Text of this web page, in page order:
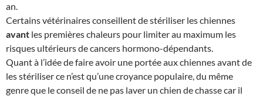
an.
Certains vétérinaires conseillent de stériliser les chiennes
avant les premières chaleurs pour limiter au maximum les
risques ultérieurs de cancers hormono-dépendants.
Quant à l’idée de faire avoir une portée aux chiennes avant de
les stériliser ce n’est qu’une croyance populaire, du même
genre que le conseil de ne pas laver un chien de chasse car il